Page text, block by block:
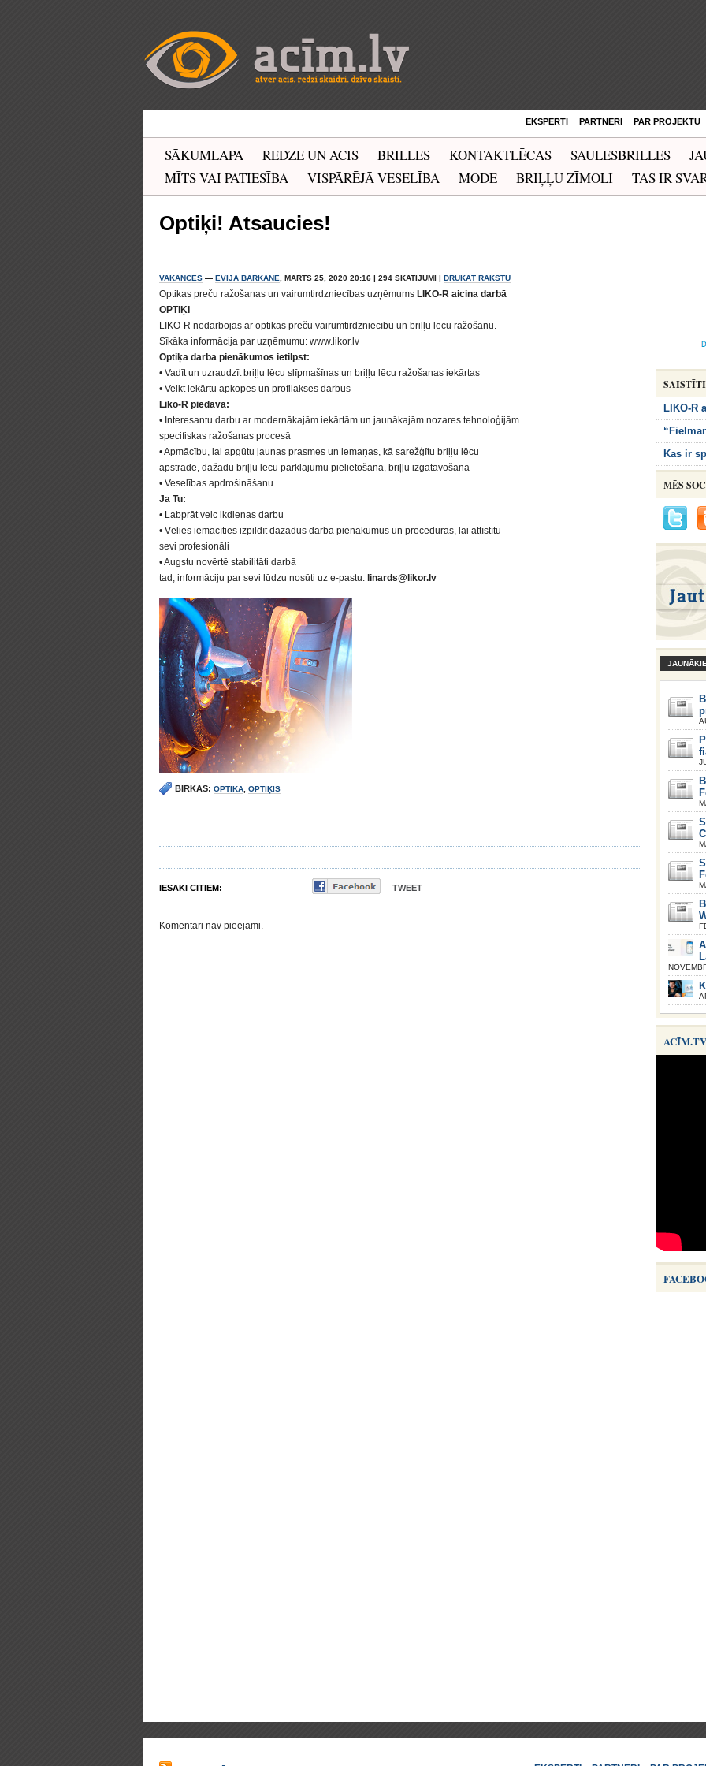
EKSPERTI PARTNERI PAR PROJEKTU
SĀKUMLAPA REDZE UN ACIS BRILLES KONTAKTLĒCAS SAULESBRILLES
MĪTS VAI PATIESĪBA
VISPĀRĒJĀ VESELĪBA MODE BRIĻĻU ZĪMOLI TAS IR
Optiķi! Atsaucies!
VAKANCES — EVIJA BARKĀNE , MARTS 25, 2020 20:16 | 294 SKATĪJUMI | DRUKĀT RAKSTU
Optikas preču ražošanas un vairumtirdzniecības uzņēmums LIKO-R aicina darbā
OPTIĶI
LIKO-R nodarbojas ar optikas preču vairumtirdzniecību un briļļu lēcu ražošanu.
Sīkāka informācija par uzņēmumu: www.likor.lv
Optiķa darba pienākumos ietilpst:
• Vadīt un uzraudzīt briļļu lēcu slīpmašīnas un briļļu lēcu ražošanas iekārtas
• Veikt iekārtu apkopes un profilakses darbus
Liko-R piedāvā:
• Interesantu darbu ar modernākajām iekārtām un jaunākajām nozares tehnoloģijām
specifiskas ražošanas procesā
• Apmācību, lai apgūtu jaunas prasmes un iemaņas, kā sarežģītu briļļu lēcu
apstrāde, dažādu briļļu lēcu pārklājumu pielietošana, briļļu izgatavošana
• Veselības apdrošināšanu
Ja Tu:
• Labprāt veic ikdienas darbu
• Vēlies iemācīties izpildīt dazādus darba pienākumus un procedūras, lai attīstītu
sevi profesionāli
• Augstu novērtē stabilitāti darbā
tad, informāciju par sevi lūdzu nosūti uz e-pastu: linards@likor.lv
BIRKAS: OPTIKA OPTIĶIS
IESAKI CITIEM: TWEET
Komentāri nav pieejami.
LIKO-R
Kas ir
MĒS
ACĪM.TV